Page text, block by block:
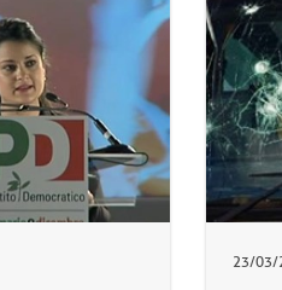
23/03/